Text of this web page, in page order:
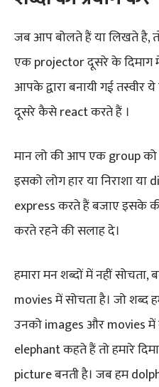
जब आप बोलते हैं या लिखते है,
एक projector दूसरे के दिमाग में
आपके द्वारा बनायी गई तस्वीर
दूसरे कैसे react करते हैं ।
मान लो की आप एक group को
इसको लोग हार या निराशा
express करते हैं बजाए इसके की
करते रहने की सलाह दे।
हमारा मन शब्दों में नहीं
movies में सोचता है। जो शब्द
उनको images और movies
elephant कहते हैं तो हमारे
picture बनती है। जब हम